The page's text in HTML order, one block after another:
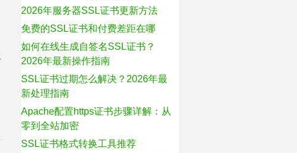
2026年服务器SSL证书更新方法
免费的SSL证书和付费差距在哪
如何在线生成自签名SSL证书？
2026年最新操作指南
SSL证书过期怎么解决？2026年最
新处理指南
Apache配置https证书步骤详解：从
零到全站加密
SSL证书格式转换工具推荐